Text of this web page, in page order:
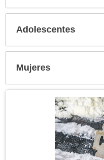
Adolescentes
Mujeres